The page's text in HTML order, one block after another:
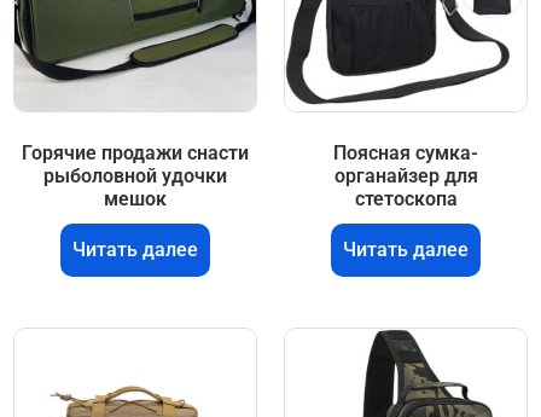
Горячие продажи снасти
рыболовной удочки
мешок
Читать далее
Поясная сумка-
органайзер для
стетоскопа
Читать далее